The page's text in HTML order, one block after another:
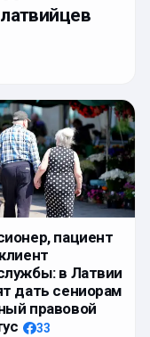
пациент
в Латвии
дать сениорам
правовой
33